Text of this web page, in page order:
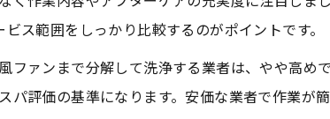
ス範囲をしっかり比較するのがポイントです。
ァンまで分解して洗浄する業者は、やや高め
パ評価の基準になります。安価な業者で作業が